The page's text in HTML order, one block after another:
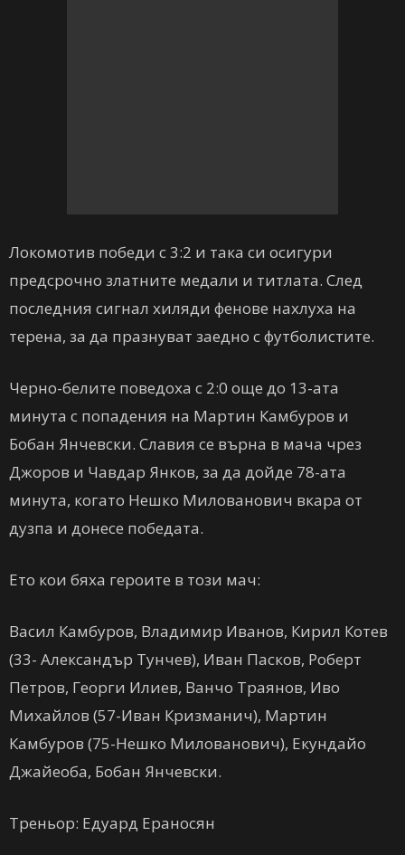
Локомотив победи с 3:2 и така си осигури
предсрочно златните медали и титлата. След
последния сигнал хиляди фенове нахлуха на
терена, за да празнуват заедно с футболистите.
Черно-белите поведоха с 2:0 още до 13-ата
минута с попадения на Мартин Камбуров и
Бобан Янчевски. Славия се върна в мача чрез
Джоров и Чавдар Янков, за да дойде 78-ата
минута, когато Нешко Милованович вкара от
дузпа и донесе победата.
Ето кои бяха героите в този мач:
Васил Камбуров, Владимир Иванов, Кирил Котев
(33- Александър Тунчев), Иван Пасков, Роберт
Петров, Георги Илиев, Ванчо Траянов, Иво
Михайлов (57-Иван Кризманич), Мартин
Камбуров (75-Нешко Милованович), Екундайо
Джайеоба, Бобан Янчевски.
Треньор: Едуард Ераносян